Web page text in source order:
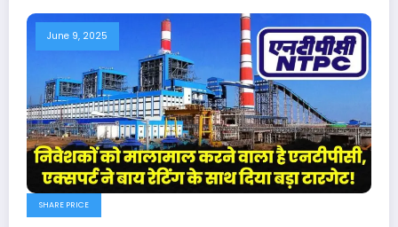
June 9, 2025
SHARE PRICE